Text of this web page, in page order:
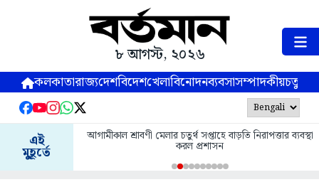
৮ আগস্ট, ২০২৬
কলকাতারাজ্যদেশবিদেশখেলাবিনোদনব্যবসাসম্পাদকীয়
এই
মুহূর্তে
আগামীকাল শ্রাবণী মেলার চতুর্থ সপ্তাহে বাড়তি নিরাপত্তার ব্যবস্থা
করল প্রশাসন